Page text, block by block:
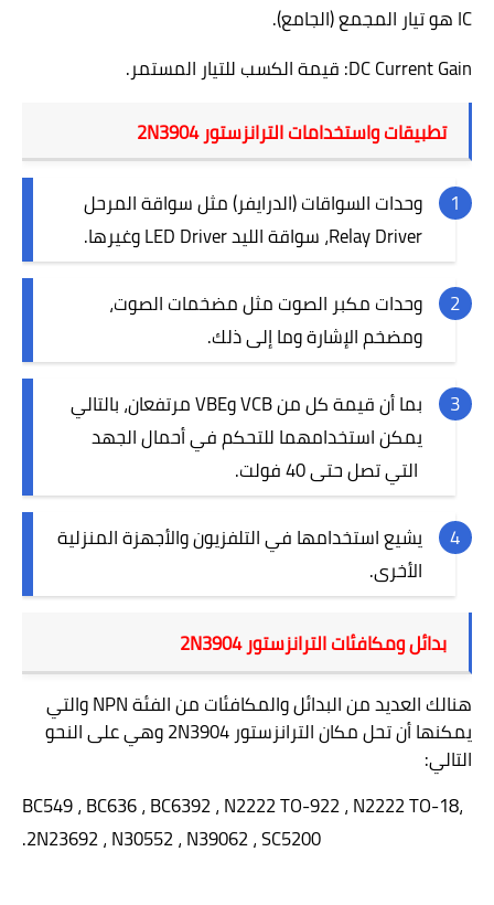
ICهو تيار المجمع (الجامع).
DC Current Gain: قيمة الكسب للتيار المستمر.
تطبيقات واستخدامات الترانزستور2N3904
وحدات السواقات (الدرايفر) مثل سواقة المرحل
Relay Driver، سواقة الليدLED Driverوغيرها.
وحدات مكبر الصوت مثل مضخمات الصوت،
ومضخم الإشارة وما إلى ذلك.
بما أن قيمة كل منVCBوVBEمرتفعان، بالتالي
يمكن استخدامهما للتحكم في أحمال الجهد
التي تصل حتى 40 فولت.
يشيع استخدامها في التلفزيون والأجهزة المنزلية
الأخرى.
بدائل ومكافئات الترانزستور2N3904
هنالك العديد من البدائل والمكافئات من الفئةNPNوالتي
يمكنها أن تحل مكان الترانزستور2N3904وهي على النحو
التالي:
BC549،BC636،BC639 ، 2N2222 TO-92 ، 2N2222 TO-18،
2N2369 ، 2N3055 ، 2N3906 ، 2SC5200
.